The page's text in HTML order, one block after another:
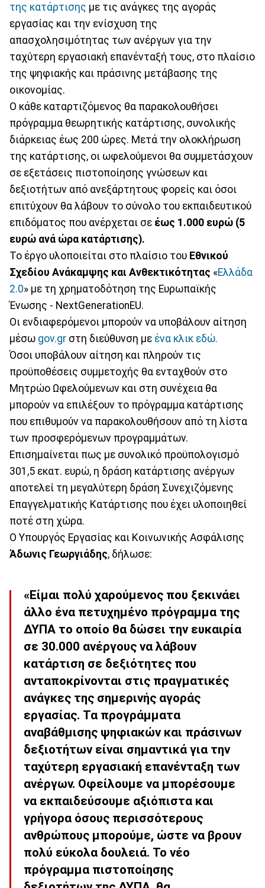
της κατάρτισης με τις ανάγκες της αγοράς
εργασίας και την ενίσχυση της
απασχολησιμότητας των ανέργων για την
ταχύτερη εργασιακή επανένταξή τους, στο πλαίσιο
της ψηφιακής και πράσινης μετάβασης της
οικονομίας.
Ο κάθε καταρτιζόμενος θα παρακολουθήσει
πρόγραμμα θεωρητικής κατάρτισης, συνολικής
διάρκειας έως 200 ώρες. Μετά την ολοκλήρωση
της κατάρτισης, οι ωφελούμενοι θα συμμετάσχουν
σε εξετάσεις πιστοποίησης γνώσεων και
δεξιοτήτων από ανεξάρτητους φορείς και όσοι
επιτύχουν θα λάβουν το σύνολο του εκπαιδευτικού
επιδόματος που ανέρχεται σε έως 1.000 ευρώ (5
ευρώ ανά ώρα κατάρτισης).
Το έργο υλοποιείται στο πλαίσιο του Εθνικού
Σχεδίου Ανάκαμψης και Ανθεκτικότητας «Ελλάδα
2.0» με τη χρηματοδότηση της Ευρωπαϊκής
Ένωσης - NextGenerationEU.
Οι ενδιαφερόμενοι μπορούν να υποβάλουν αίτηση
μέσω gov.gr στη διεύθυνση με ένα κλικ εδώ.
Όσοι υποβάλουν αίτηση και πληρούν τις
προϋποθέσεις συμμετοχής θα ενταχθούν στο
Μητρώο Ωφελούμενων και στη συνέχεια θα
μπορούν να επιλέξουν το πρόγραμμα κατάρτισης
που επιθυμούν να παρακολουθήσουν από τη λίστα
των προσφερόμενων προγραμμάτων.
Επισημαίνεται πως με συνολικό προϋπολογισμό
301,5 εκατ. ευρώ, η δράση κατάρτισης ανέργων
αποτελεί τη μεγαλύτερη δράση Συνεχιζόμενης
Επαγγελματικής Κατάρτισης που έχει υλοποιηθεί
ποτέ στη χώρα.
Ο Υπουργός Εργασίας και Κοινωνικής Ασφάλισης
Άδωνις Γεωργιάδης, δήλωσε:
«Είμαι πολύ χαρούμενος που ξεκινάει
άλλο ένα πετυχημένο πρόγραμμα της
ΔΥΠΑ το οποίο θα δώσει την ευκαιρία
σε 30.000 ανέργους να λάβουν
κατάρτιση σε δεξιότητες που
ανταποκρίνονται στις πραγματικές
ανάγκες της σημερινής αγοράς
εργασίας. Τα προγράμματα
αναβάθμισης ψηφιακών και πράσινων
δεξιοτήτων είναι σημαντικά για την
ταχύτερη εργασιακή επανένταξη των
ανέργων. Οφείλουμε να μπορέσουμε
να εκπαιδεύσουμε αξιόπιστα και
γρήγορα όσους περισσότερους
ανθρώπους μπορούμε, ώστε να βρουν
πολύ εύκολα δουλειά. Το νέο
πρόγραμμα πιστοποίησης